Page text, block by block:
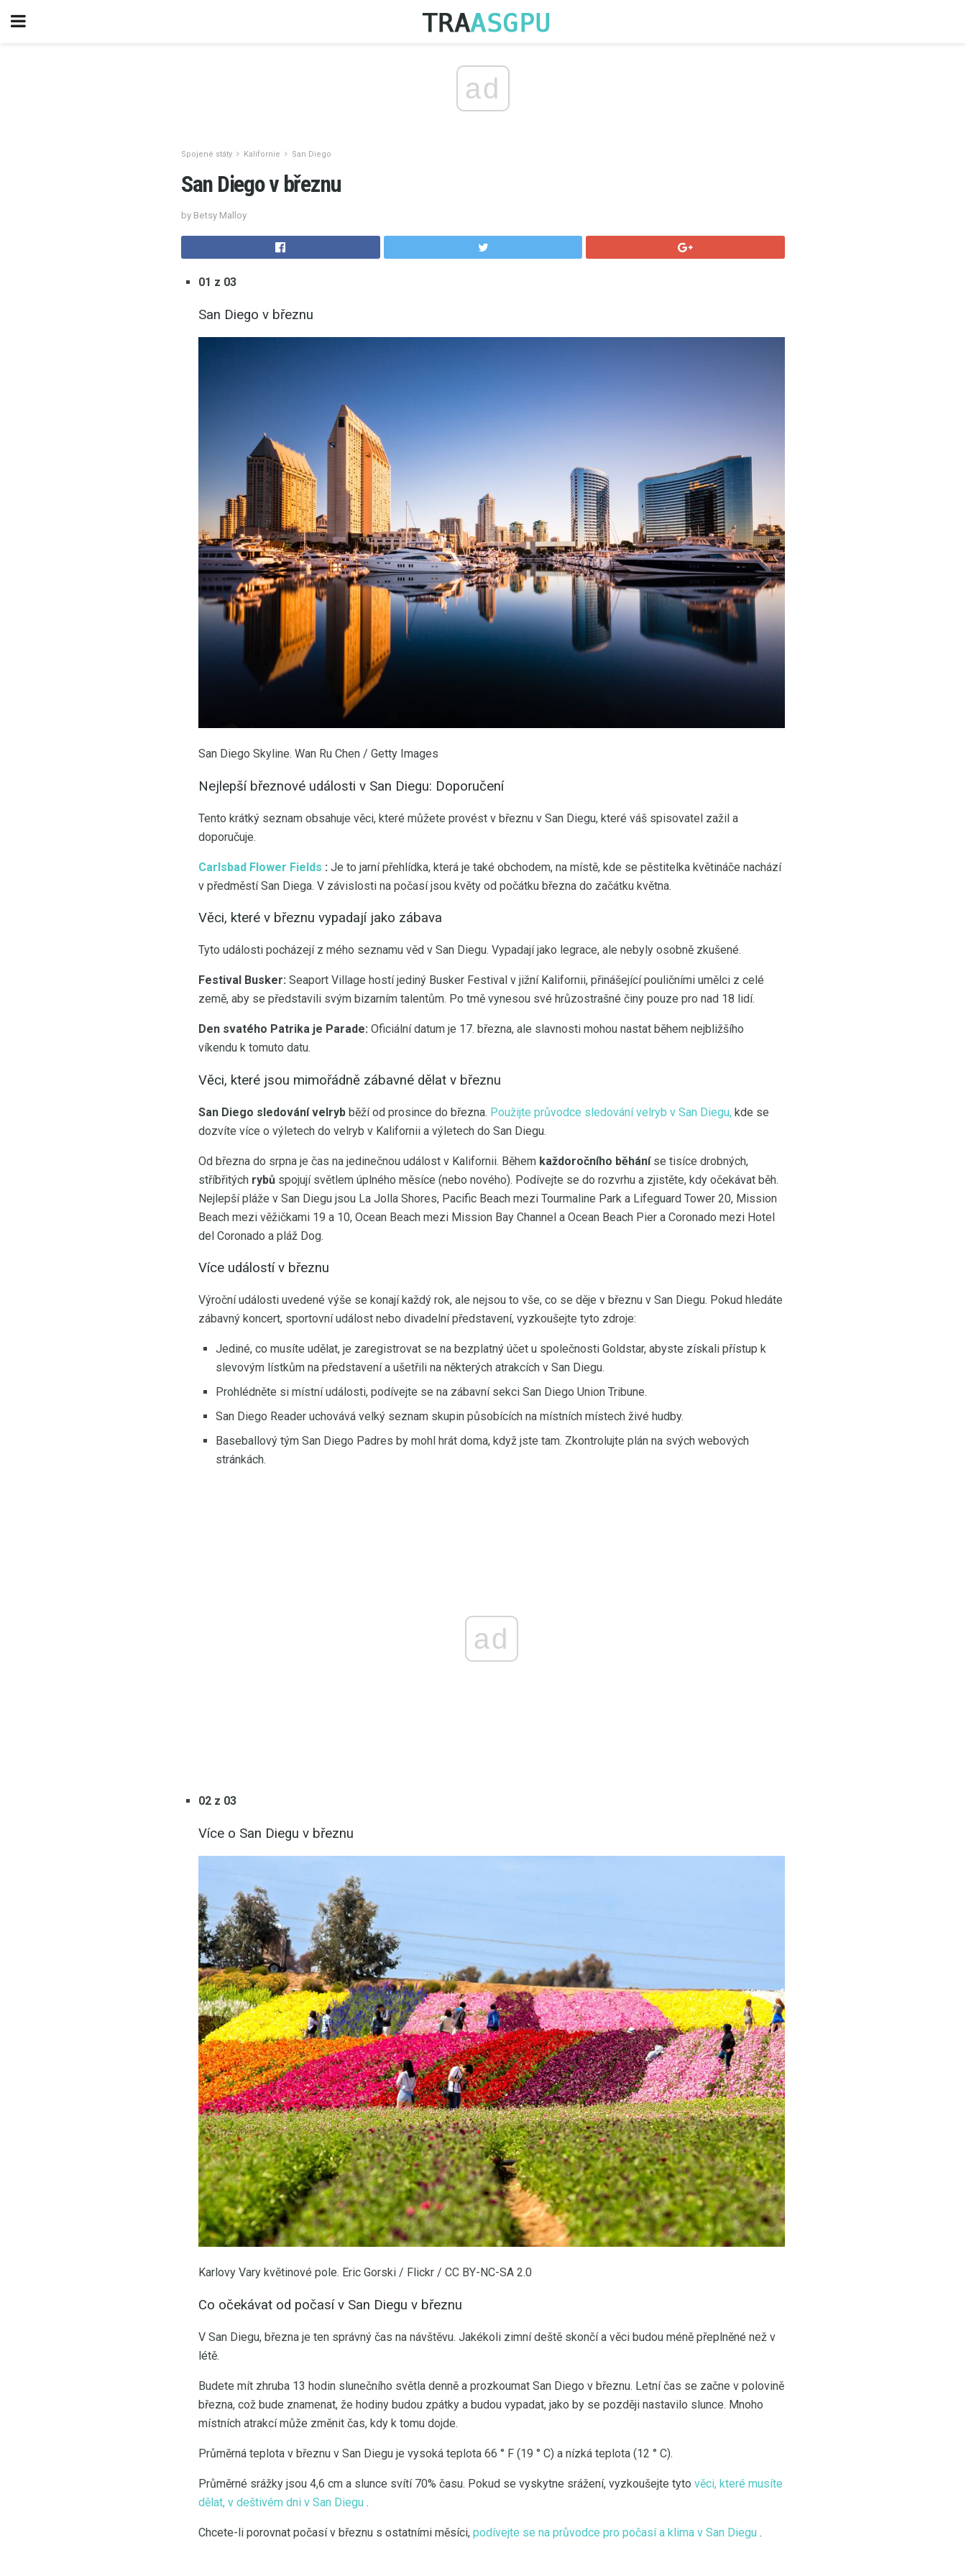
ad
Spojené státy Kalifornie San Diego
San Diego v březnu
by Betsy Malloy
01 z 03
San Diego v březnu
San Diego Skyline. Wan Ru Chen / Getty Images
Nejlepší březnové události v San Diegu: Doporučení
Tento krátký seznam obsahuje věci, které můžete provést v březnu v San Diegu, které váš spisovatel zažil a
doporučuje.
Carlsbad Flower Fields : Je to jarní přehlídka, která je také obchodem, na místě, kde se pěstitelka květináče nachází
v předměstí San Diega. V závislosti na počasí jsou květy od počátku března do začátku května.
Věci, které v březnu vypadají jako zábava
Tyto události pocházejí z mého seznamu věd v San Diegu. Vypadají jako legrace, ale nebyly osobně zkušené.
Festival Busker: Seaport Village hostí jediný Busker Festival v jižní Kalifornii, přinášející pouličními umělci z celé
země, aby se představili svým bizarním talentům. Po tmě vynesou své hrůzostrašné činy pouze pro nad 18 lidí.
Den svatého Patrika je Parade: Oficiální datum je 17. března, ale slavnosti mohou nastat během nejbližšího
víkendu k tomuto datu.
Věci, které jsou mimořádně zábavné dělat v březnu
San Diego sledování velryb běží od prosince do března. Použijte průvodce sledování velryb v San Diegu, kde se
dozvíte více o výletech do velryb v Kalifornii a výletech do San Diegu.
Od března do srpna je čas na jedinečnou událost v Kalifornii. Během každoročního běháníse tisíce drobných,
stříbřitých rybů spojují světlem úplného měsíce (nebo nového). Podívejte se do rozvrhu a zjistěte, kdy očekávat běh.
Nejlepší pláže v San Diegu jsou La Jolla Shores, Pacific Beach mezi Tourmaline Park a Lifeguard Tower 20, Mission
Beach mezi věžičkami 19 a 10, Ocean Beach mezi Mission Bay Channel a Ocean Beach Pier a Coronado mezi Hotel
del Coronado a pláž Dog.
Více událostí v březnu
Výroční události uvedené výše se konají každý rok, ale nejsou to vše, co se děje v březnu v San Diegu. Pokud hledáte
zábavný koncert, sportovní událost nebo divadelní představení, vyzkoušejte tyto zdroje:
Jediné, co musíte udělat, je zaregistrovat se na bezplatný účet u společnosti Goldstar, abyste získali přístup k
slevovým lístkům na představení a ušetřili na některých atrakcích v San Diegu.
Prohlédněte si místní události, podívejte se na zábavní sekci San Diego Union Tribune.
San Diego Reader uchovává velký seznam skupin působících na místních místech živé hudby.
Baseballový tým San Diego Padres by mohl hrát doma, když jste tam. Zkontrolujte plán na svých webových
stránkách.
ad
02 z 03
Více o San Diegu v březnu
Karlovy Vary květinové pole. Eric Gorski / Flickr / CC BY-NC-SA 2.0
Co očekávat od počasí v San Diegu v březnu
V San Diegu, března je ten správný čas na návštěvu. Jakékoli zimní deště skončí a věci budou méně přeplněné než v
létě.
Budete mít zhruba 13 hodin slunečního světla denně a prozkoumat San Diego v březnu. Letní čas se začne v polovině
března, což bude znamenat, že hodiny budou zpátky a budou vypadat, jako by se později nastavilo slunce. Mnoho
místních atrakcí může změnit čas, kdy k tomu dojde.
Průměrná teplota v březnu v San Diegu je vysoká teplota 66 ° F (19 ° C) a nízká teplota (12 ° C).
Průměrné srážky jsou 4,6 cm a slunce svítí 70% času. Pokud se vyskytne srážení, vyzkoušejte tyto věci, které musíte
dělat, v deštivém dni v San Diegu .
Chcete-li porovnat počasí v březnu s ostatními měsíci, podívejte se na průvodce pro počasí a klima v San Diegu .